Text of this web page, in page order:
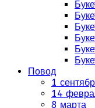
Повод
1
14
8 марта